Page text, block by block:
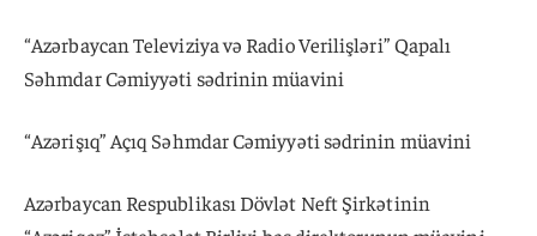
“Azərbaycan Televiziya və Radio Verilişləri” Qapalı
Səhmdar Cəmiyyəti sədrinin müavini
“Azərişıq” Açıq Səhmdar Cəmiyyəti sədrinin müavini
Azərbaycan Respublikası Dövlət Neft Şirkətinin